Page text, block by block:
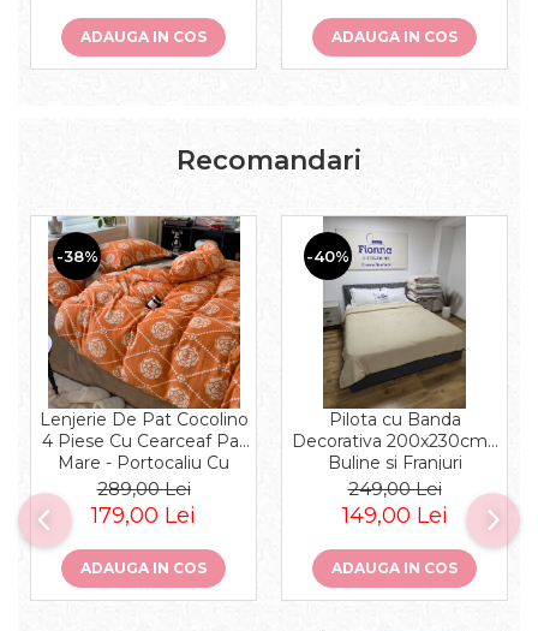
ADAUGA IN COS ADAUGA IN COS
Recomandari
-38%
Lenjerie De Pat Cocolino
4 Piese Cu Cearceaf Pat
Mare - Portocaliu Cu
Trandafiri
289,00 Lei
179,00 Lei
ADAUGA IN COS
-40%
Pilota cu Banda
Decorativa 200x230cm -
Buline si Franjuri
249,00 Lei
149,00 Lei
ADAUGA IN COS